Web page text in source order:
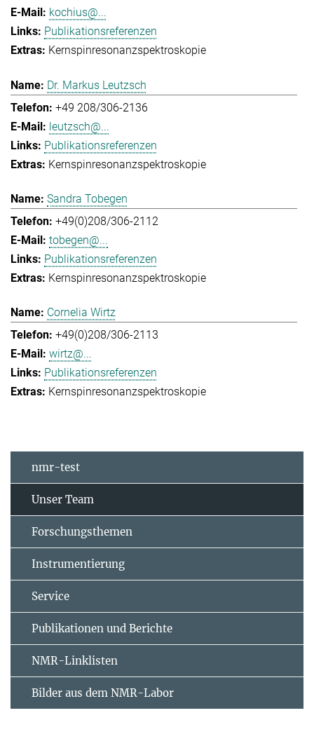
kochius@...
Publikationsreferenzen
Kernspinresonanzspektroskopie
Dr. Markus Leutzsch
+49 208/306-2136
leutzsch@...
Publikationsreferenzen
Kernspinresonanzspektroskopie
Sandra Tobegen
+49(0)208/306-2112
tobegen@...
Publikationsreferenzen
Kernspinresonanzspektroskopie
Cornelia Wirtz
+49(0)208/306-2113
wirtz@...
Publikationsreferenzen
Kernspinresonanzspektroskopie
nmr-test
Unser Team
Forschungsthemen
Instrumentierung
Service
Publikationen und Berichte
NMR-Linklisten
Bilder aus dem NMR-Labor